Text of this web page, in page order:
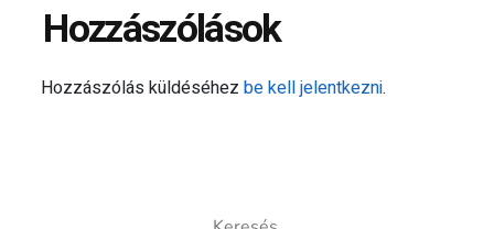
Hozzászólások
Hozzászólás küldéséhezbe kell jelentkezni.